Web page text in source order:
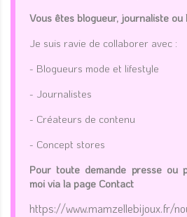
Vous êtes blogueur, journaliste ou
Je suis ravie de collaborer avec :
- Blogueurs mode et lifestyle
- Journalistes
- Créateurs de contenu
- Concept stores
Pour toute demande presse ou
moi via la page Contact
https://www.mamzellebijoux.fr/